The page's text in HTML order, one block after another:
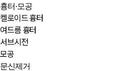
흉터·모공
켈로이드 흉터
여드름 흉터
서브시전
모공
문신제거